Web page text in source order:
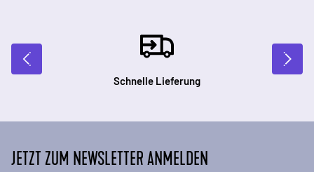
Schnelle Lieferung
JETZT ZUM NEWSLETTER ANMELDEN